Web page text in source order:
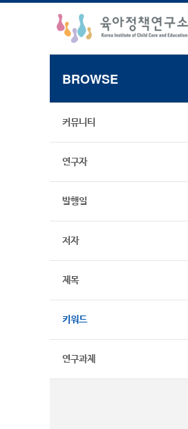
BROWSE
커뮤니티
연구자
발행일
저자
제목
키워드
연구과제